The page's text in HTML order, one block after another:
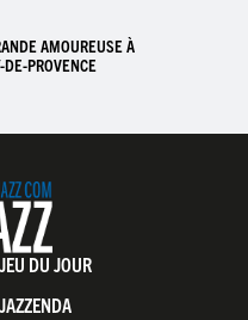
AMOUREUSE À
PROVENCE
JEU DU JOUR
JAZZENDA